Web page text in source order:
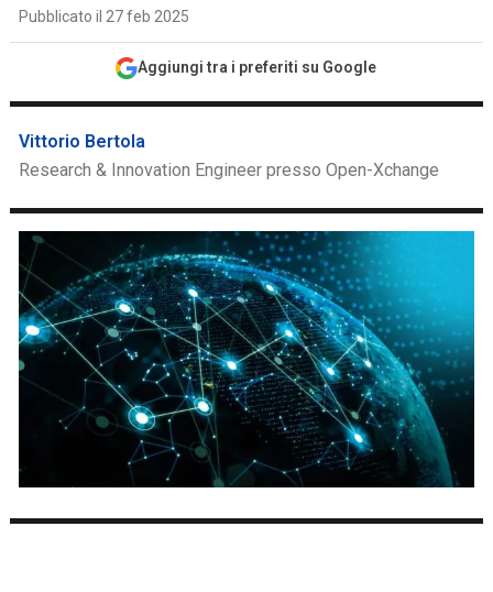
Pubblicato il 27 feb 2025
Aggiungi tra i preferiti su Google
Vittorio Bertola
Research & Innovation Engineer presso Open-Xchange